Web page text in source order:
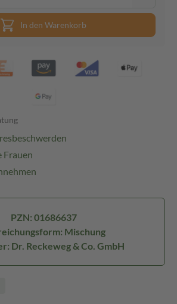
In den Warenkorb
Frauen
PZN: 01686637
Mischung
Dr. Reckeweg & Co. GmbH